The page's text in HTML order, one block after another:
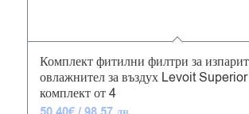
Комплект фитилни филтри за
овлажнител за въздух Levoit
комплект от 4